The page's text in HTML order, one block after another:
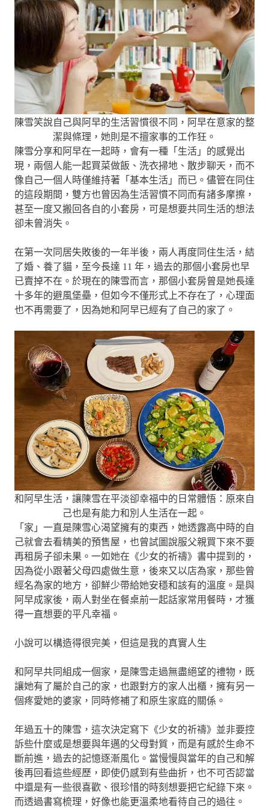
陳雪笑說自己與阿早的生活習慣很不同，阿早在意家的整
潔與條理，她則是不擅家事的工作狂。
陳雪分享和阿早在一起時，會有一種「生活」的感覺出
現，兩個人能一起買菜做飯、洗衣掃地、散步聊天，而不
像自己一個人時僅維持著「基本生活」而已。儘管在同住
的這段期間，雙方也曾因為生活習慣不同而有諸多摩擦，
甚至一度又搬回各自的小套房，可是想要共同生活的想法
卻未曾消失。
在第一次同居失敗後的一年半後，兩人再度同住生活，結
了婚、養了貓，至今長達 11 年，過去的那個小套房也早
已賣掉不在。於現在的陳雪而言，那個小套房曾是她長達
十多年的避風堡壘，但如今不僅形式上不存在了，心理面
也不再需要了，因為她和阿早已經有了自己的家了。
和阿早生活，讓陳雪在平淡卻幸福中的日常體悟：原來自
己也是有能力和別人生活在一起。
「家」一直是陳雪心渴望擁有的東西，她透露高中時的自
己就會去看精美的預售屋，也曾試圖說服父親買下來不要
再租房子卻未果。一如她在《少女的祈禱》書中提到的，
因為從小跟著父母四處做生意，後來又以店為家，那些曾
經名為家的地方，卻鮮少帶給她安穩和該有的溫度。是與
阿早成家後，兩人對坐在餐桌前一起話家常用餐時，才獲
得一直想要的平凡幸福。
小說可以構造得很完美，但這是我的真實人生
和阿早共同組成一個家，是陳雪走過無盡絕望的禮物，既
讓她有了屬於自己的家，也跟對方的家人出櫃，擁有另一
個疼愛她的婆家，同時修補了和原生家庭的關係。
年過五十的陳雪，這次決定寫下《少女的祈禱》並非要控
訴些什麼或是想要與年邁的父母對質，而是有感於生命不
斷前進，過去的記憶逐漸風化。當慢慢與當年的自己和解
後再回看這些經歷，即使仍感到有些曲折，也不可否認當
中還是有一些很喜歡、很珍惜的時刻想要把它紀錄下來。
而透過書寫梳理，好像也能更溫柔地看待自己的過往。